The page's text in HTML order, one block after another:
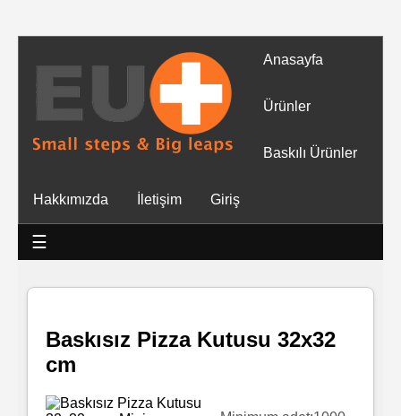
Anasayfa
Ürünler
Baskılı Ürünler
Hakkımızda İletişim Giriş
☰
Tüm
Ürünler
Mendiller
Baskılı
Islak
Mendil
Baskısız Pizza Kutusu 32x32
cm